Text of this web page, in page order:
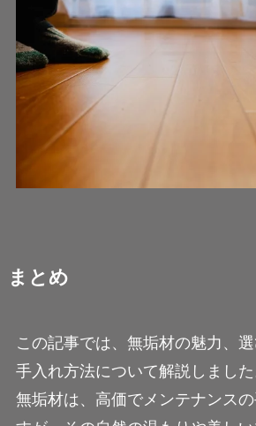
まとめ
この記事では、無垢材の魅力、
手入れ方法について解説しました
無垢材は、高価でメンテナンス